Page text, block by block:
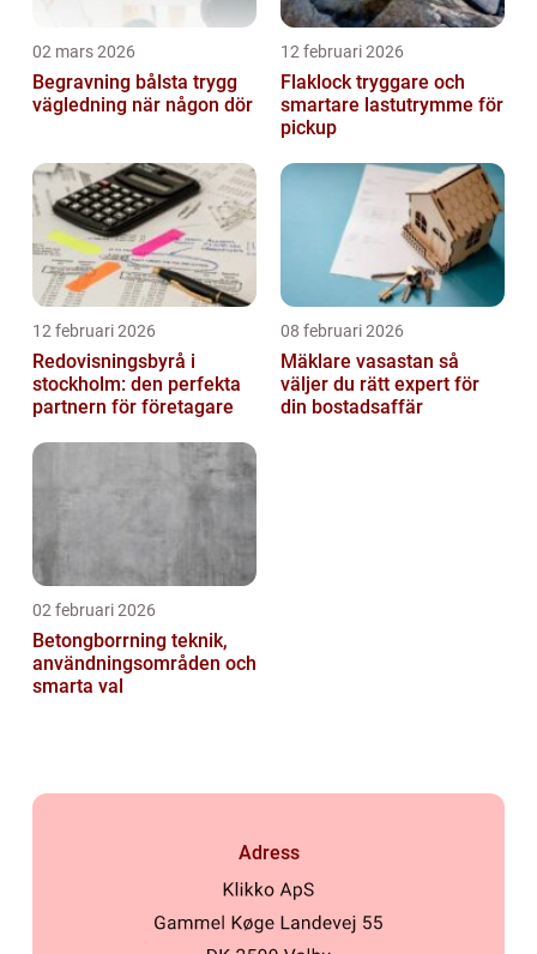
02 mars 2026
Begravning bålsta trygg
vägledning när någon dör
12 februari 2026
Flaklock tryggare och
smartare lastutrymme för
pickup
12 februari 2026
Redovisningsbyrå i
stockholm: den perfekta
partnern för företagare
08 februari 2026
Mäklare vasastan så
väljer du rätt expert för
din bostadsaffär
02 februari 2026
Betongborrning teknik,
användningsområden och
smarta val
Adress